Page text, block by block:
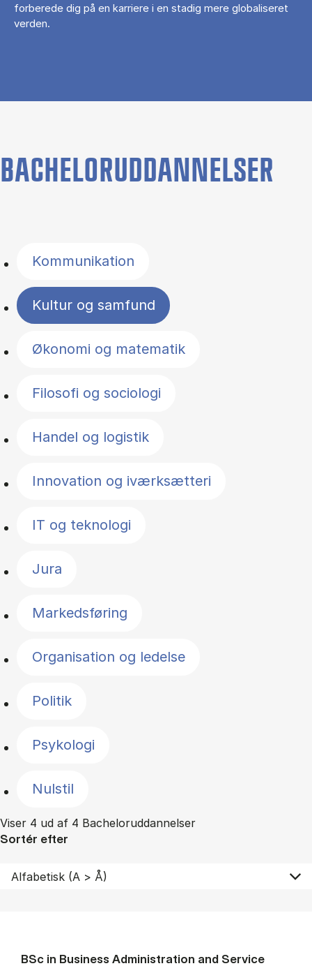
forberede dig på en karriere i en stadig mere globaliseret
verden.
BACHELORUDDANNELSER
Kommunikation
Kultur og samfund
Økonomi og matematik
Filosofi og sociologi
Handel og logistik
Innovation og iværksætteri
IT og teknologi
Jura
Markedsføring
Organisation og ledelse
Politik
Psykologi
Nulstil
Viser 4 ud af 4 Bacheloruddannelser
Sortér efter
BSc in Busi­ness Ad­min­is­tra­tion and Ser­vice